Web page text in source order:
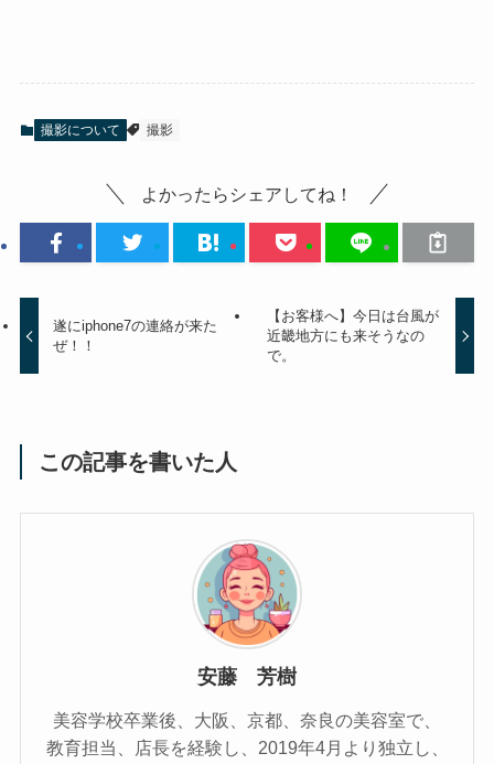
撮影について 撮影
よかったらシェアしてね！
遂にiphone7の連絡が来た
ぜ！！
【お客様へ】今日は台風が
近畿地方にも来そうなの
で。
この記事を書いた人
安藤 芳樹
美容学校卒業後、大阪、京都、奈良の美容室で、
教育担当、店長を経験し、2019年4月より独立し、